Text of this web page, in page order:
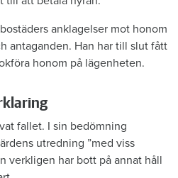
anklagelser mot honom
antaganden. Han har till slut fått
honom på lägenheten.
fallet. I sin bedömning
utredning ”med viss
verkligen har bott på annat håll